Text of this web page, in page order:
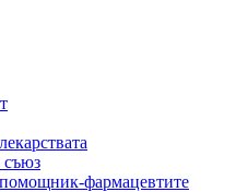
съюз
фармацевтите